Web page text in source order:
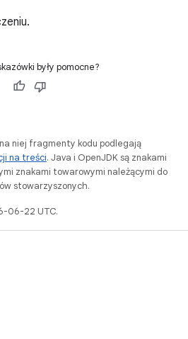
były pomocne?
niej fragmenty kodu podlegają
na treści. Java i OpenJDK są znakami
znakami towarowymi należącymi do
stowarzyszonych.
06-22 UTC.